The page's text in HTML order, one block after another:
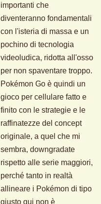
importanti che
diventeranno fondamentali
con l'isteria di massa e un
pochino di tecnologia
videoludica, ridotta all'osso
per non spaventare troppo.
Pokémon Go è quindi un
gioco per cellulare fatto e
finito con le strategie e le
raffinatezze del concept
originale, a quel che mi
sembra, downgradate
rispetto alle serie maggiori,
perché tanto in realtà
allineare i Pokémon di tipo
giusto qui non è